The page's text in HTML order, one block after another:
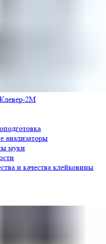
2М
анализаторы
муки
и качества клейковины